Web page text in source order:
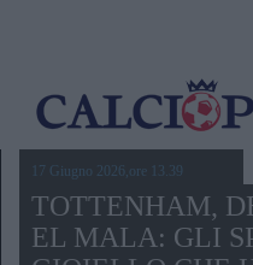
17 Giugno 2026,ore 13.39
TOTTENHAM,
EL MALA: GLI